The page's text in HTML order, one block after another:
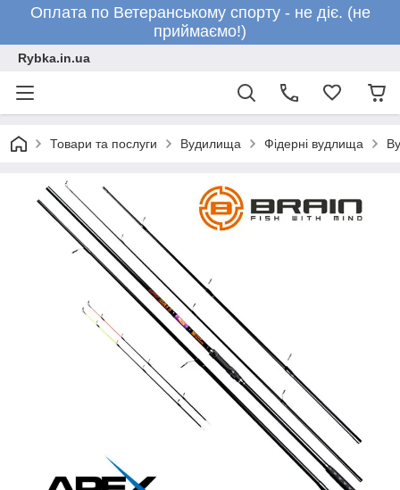
Оплата по Ветеранському спорту - не діє. (не
приймаємо!)
Rybka.in.ua
Товари та послуги Вудилища Фідерні вудлища